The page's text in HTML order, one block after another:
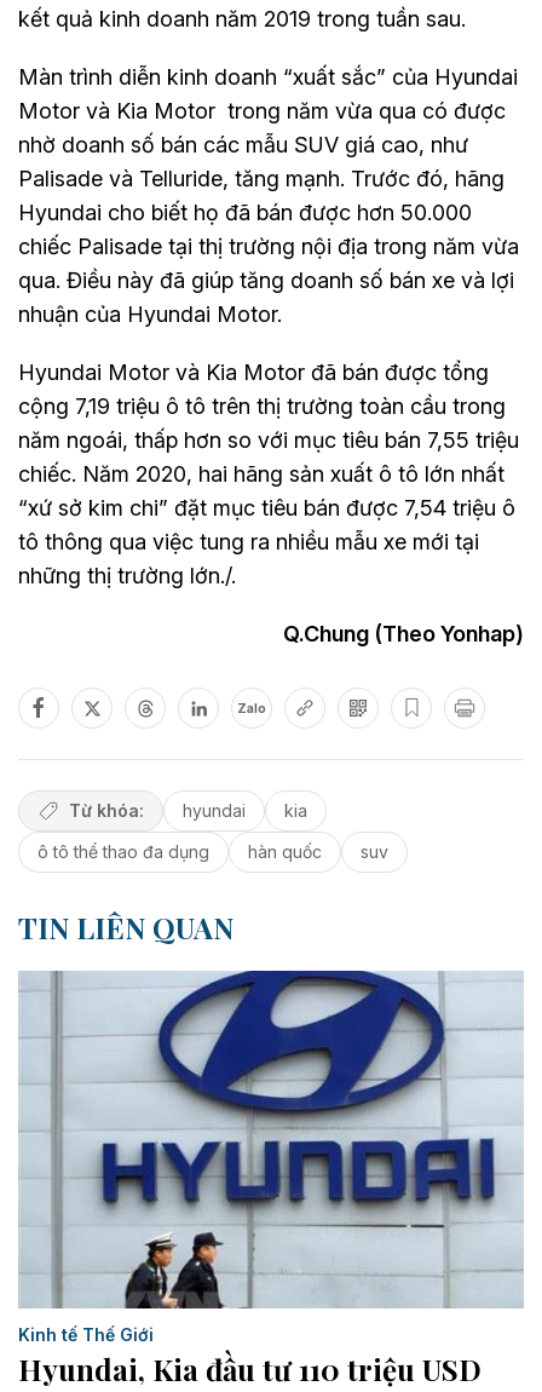
kết quả kinh doanh năm 2019 trong tuần sau.
Màn trình diễn kinh doanh “xuất sắc” của Hyundai
Motor và Kia Motor trong năm vừa qua có được
nhờ doanh số bán các mẫu SUV giá cao, như
Palisade và Telluride, tăng mạnh. Trước đó, hãng
Hyundai cho biết họ đã bán được hơn 50.000
chiếc Palisade tại thị trường nội địa trong năm vừa
qua. Điều này đã giúp tăng doanh số bán xe và lợi
nhuận của Hyundai Motor.
Hyundai Motor và Kia Motor đã bán được tổng
cộng 7,19 triệu ô tô trên thị trường toàn cầu trong
năm ngoái, thấp hơn so với mục tiêu bán 7,55 triệu
chiếc. Năm 2020, hai hãng sản xuất ô tô lớn nhất
“xứ sở kim chi” đặt mục tiêu bán được 7,54 triệu ô
tô thông qua việc tung ra nhiều mẫu xe mới tại
những thị trường lớn./.
Q.Chung (Theo Yonhap)
Zalo
Từ khóa: hyundai
kia
ô tô thể thao đa dụng
hàn quốc suv
TIN LIÊN QUAN
Kinh tế Thế Giới
Hyundai, Kia đầu tư 110 triệu USD